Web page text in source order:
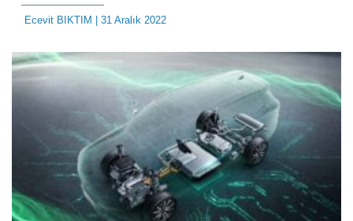
Ecevit BIKTIM | 31 Aralık 2022